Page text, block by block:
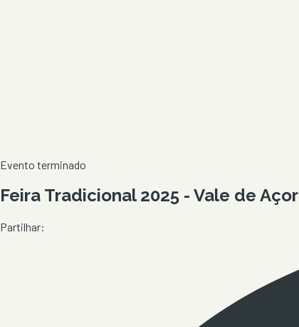
Evento terminado
Feira Tradicional 2025 - Vale de Açor
Partilhar: